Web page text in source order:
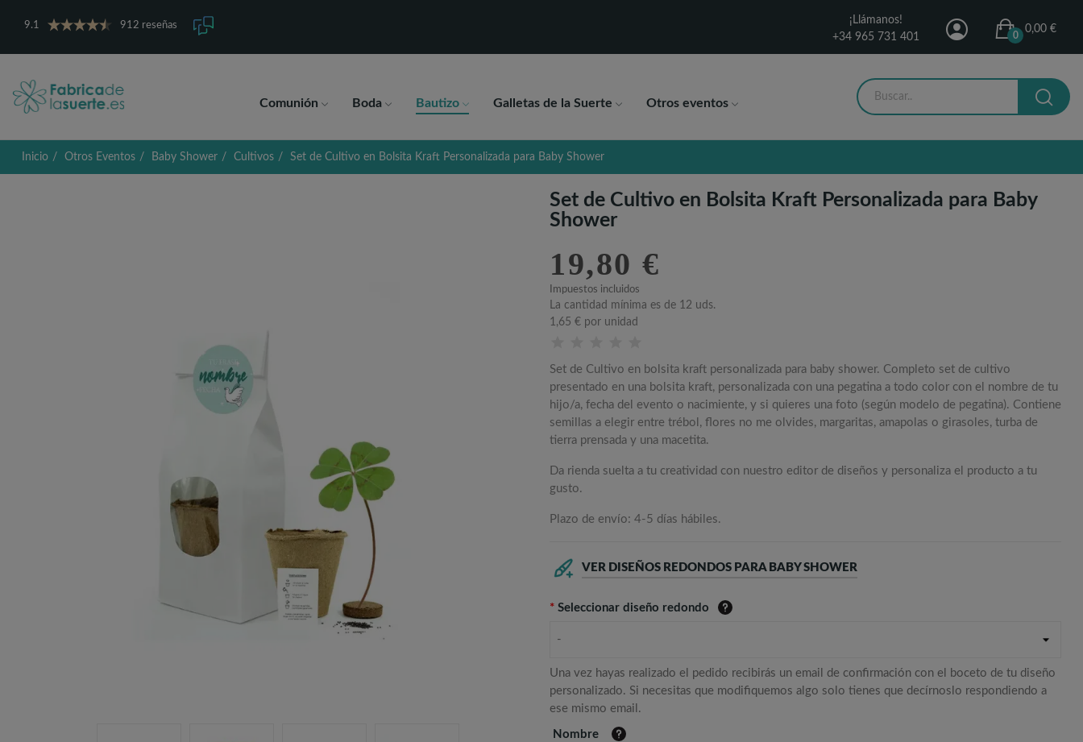
9.1 912 reseñas
¡Llámanos!
+34 965 731 401
0,00 €
0
Comunión Boda Bautizo Galletas de la Suerte Otros eventos
Inicio Otros Eventos Baby Shower Cultivos Set de Cultivo en Bolsita Kraft Personalizada para Baby Shower
Set de Cultivo en Bolsita Kraft Personalizada para Baby
Shower
19,80 €
Impuestos incluidos
La cantidad mínima es de 12 uds.
1,65 € por unidad
Set de Cultivo en bolsita kraft personalizada para baby shower. Completo set de cultivo
presentado en una bolsita kraft, personalizada con una pegatina a todo color con el nombre de tu
hijo/a, fecha del evento o nacimiente, y si quieres una foto (según modelo de pegatina). Contiene
semillas a elegir entre trébol, flores no me olvides, margaritas, amapolas o girasoles, turba de
tierra prensada y una macetita.
Da rienda suelta a tu creatividad con nuestro editor de diseños y personaliza el producto a tu
gusto.
Plazo de envío: 4-5 días hábiles.
VER DISEÑOS REDONDOS PARA BABY SHOWER
* Seleccionar diseño redondo
-
Una vez hayas realizado el pedido recibirás un email de confirmación con el boceto de tu diseño
personalizado. Si necesitas que modifiquemos algo solo tienes que decírnoslo respondiendo a
ese mismo email.
Nombre